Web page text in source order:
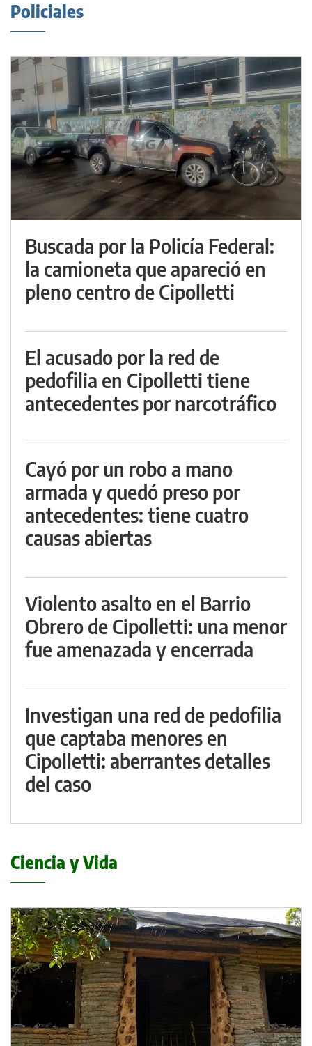
Policiales
Buscada por la Policía Federal:
la camioneta que apareció en
pleno centro de Cipolletti
El acusado por la red de
pedofilia en Cipolletti tiene
antecedentes por narcotráfico
Cayó por un robo a mano
armada y quedó preso por
antecedentes: tiene cuatro
causas abiertas
Violento asalto en el Barrio
Obrero de Cipolletti: una menor
fue amenazada y encerrada
Investigan una red de pedofilia
que captaba menores en
Cipolletti: aberrantes detalles
del caso
Ciencia y Vida